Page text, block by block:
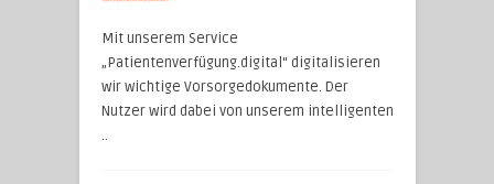
Mit unserem Service
„Patientenverfügung.digital“ digitalisieren
wir wichtige Vorsorgedokumente. Der
Nutzer wird dabei von unserem intelligenten
..